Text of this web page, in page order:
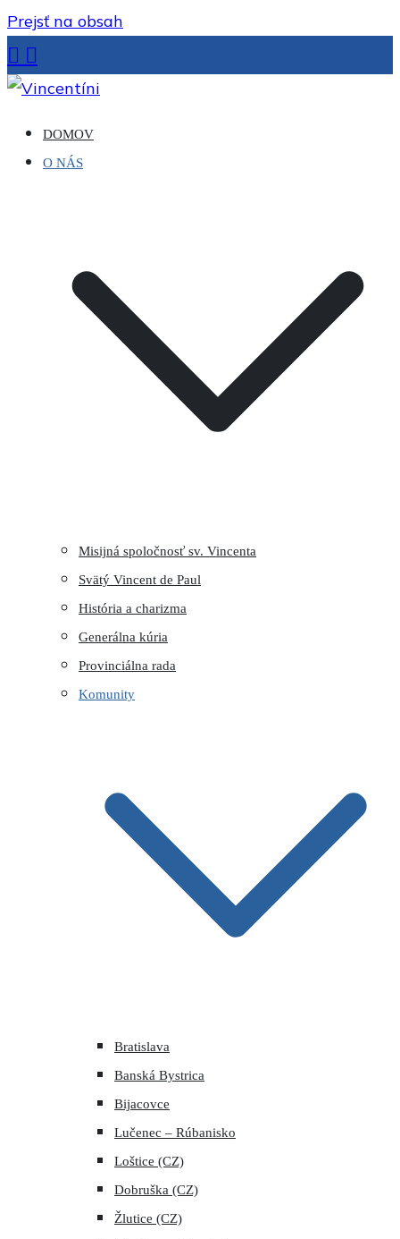
Prejsť na obsah
Vincentíni
Misijná spoločnosť sv. Vincenta de Paul
DOMOV
O NÁS
Misijná spoločnosť sv. Vincenta
Svätý Vincent de Paul
História a charizma
Generálna kúria
Provinciálna rada
Komunity
Bratislava
Banská Bystrica
Bijacovce
Lučenec – Rúbanisko
Loštice (CZ)
Dobruška (CZ)
Žlutice (CZ)